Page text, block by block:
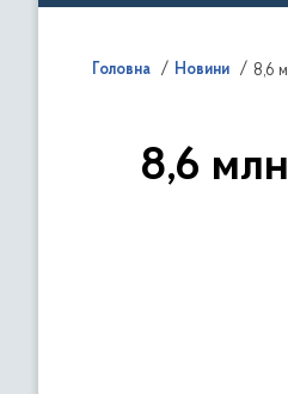
Головна Новини 8,6
8,6